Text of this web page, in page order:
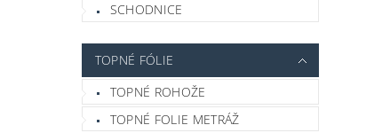
SCHODNICE
TOPNÉ FÓLIE
TOPNÉ ROHOŽE
TOPNÉ FOLIE METRÁŽ